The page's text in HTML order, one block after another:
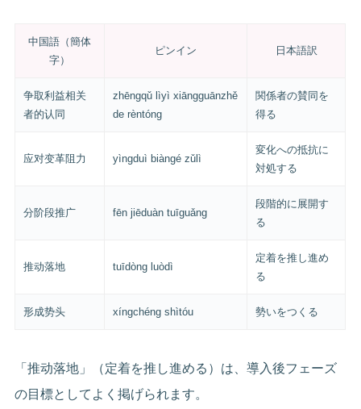
中国語（簡体
字）
ピンイン 日本語訳
争取利益相关
者的认同
zhēngqǔ lìyì xiāngguānzhě
de rèntóng
関係者の賛同を
得る
应对变革阻力 yìngduì biàngé zǔlì
変化への抵抗に
対処する
分阶段推广 fēn jiēduàn tuīguǎng
段階的に展開す
る
推动落地 tuīdòng luòdì
定着を推し進め
る
形成势头 xíngchéng shìtóu 勢いをつくる
「推动落地」（定着を推し進める）は、導入後フェーズ
の目標としてよく掲げられます。